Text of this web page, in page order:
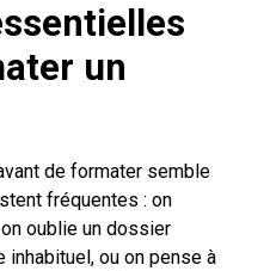
un
de formater semble
fréquentes : on
oublie un dossier
inhabituel, ou on pense à